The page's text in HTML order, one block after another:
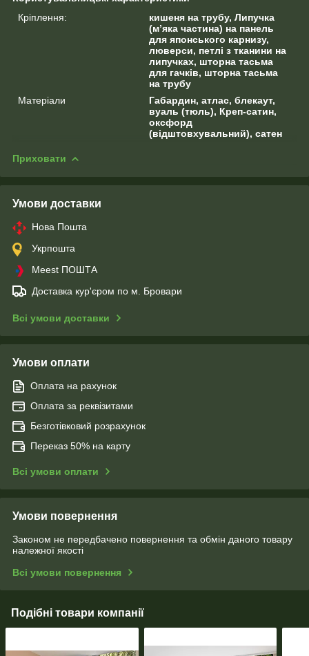
Кріплення:
кишеня на трубу, Липучка
(м’яка частина) на панель
для японського карнизу,
люверси, петлі з тканини на
липучках, шторна тасьма
для гачків, шторна тасьма
на трубу
Матеріали
Габардин, атлас, блекаут,
вуаль (тюль), Креп-сатин,
оксфорд
(відштовхувальний), сатен
Приховати
Умови доставки
Нова Пошта
Укрпошта
Meest ПОШТА
Доставка кур'єром по м. Бровари
Всі умови доставки
Умови оплати
Оплата на рахунок
Оплата за реквізитами
Безготівковий розрахунок
Переказ 50% на карту
Всі умови оплати
Умови повернення
Законом не передбачено повернення та обмін даного товару
належної якості
Всі умови повернення
Подібні товари компанії